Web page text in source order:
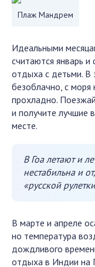
Плаж Мандрем
Идеальными
считаются январь
отдыха с детьми. В
безоблачно, с
прохладно.
и получите лучшие
месте.
В Гоа летают и
нестабильна и
«русской
В марте и апреле
но температура
дождливого
отдыха в Индии на